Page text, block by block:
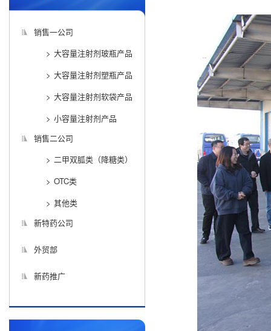
销售一公司
大容量注射剂玻瓶产品
大容量注射剂塑瓶产品
大容量注射剂软袋产品
小容量注射剂产品
销售二公司
二甲双胍类（降糖类）
OTC类
其他类
新特药公司
外贸部
新药推广